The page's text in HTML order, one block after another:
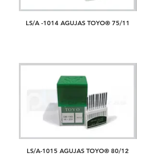
LS/A -1014 AGUJAS TOYO® 75/11
LS/A-1015 AGUJAS TOYO® 80/12